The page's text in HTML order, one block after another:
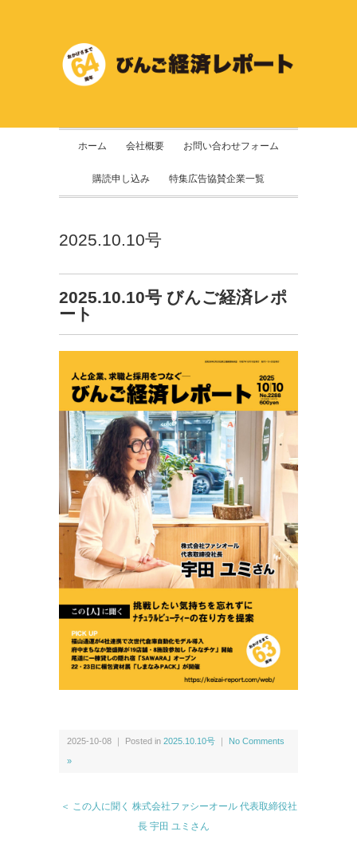
ホーム 会社概要 お問い合わせフォーム
購読申し込み 特集広告協賛企業一覧
2025.10.10号
2025.10.10号 びんご経済レポ
ート
2025-10-08 ｜ Posted in 2025.10.10号 ｜ No Comments
»
＜ この人に聞く 株式会社ファシーオール 代表取締役社
長 宇田 ユミさん